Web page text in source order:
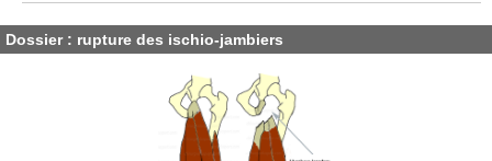
Dossier : rupture des ischio-jambiers